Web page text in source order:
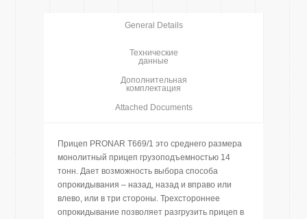
General Details
Технические
данные
Дополнительная
комплектация
Attached Documents
Прицеп PRONAR T669/1 это среднего размера
монолитный прицеп грузоподъемностью 14
тонн. Дает возможность выбора способа
опрокидывания – назад, назад и вправо или
влево, или в три стороны. Трехстороннее
опрокидывание позволяет разгрузить прицеп в